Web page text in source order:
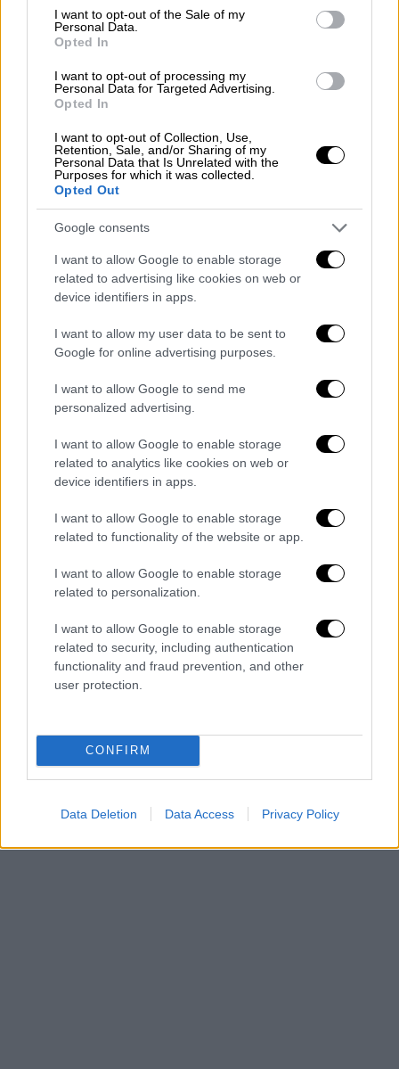
consent section.
I want to opt-out of the Sale of my
Personal Data.
Opted In
I want to opt-out of processing my
Personal Data for Targeted Advertising.
Opted In
I want to opt-out of Collection, Use,
Retention, Sale, and/or Sharing of my
Personal Data that Is Unrelated with the
Purposes for which it was collected.
Opted Out
Google consents
I want to allow Google to enable storage
related to advertising like cookies on web or
device identifiers in apps.
I want to allow my user data to be sent to
Google for online advertising purposes.
I want to allow Google to send me
personalized advertising.
I want to allow Google to enable storage
related to analytics like cookies on web or
device identifiers in apps.
I want to allow Google to enable storage
related to functionality of the website or app.
I want to allow Google to enable storage
related to personalization.
I want to allow Google to enable storage
related to security, including authentication
functionality and fraud prevention, and other
user protection.
CONFIRM
Data Deletion Data Access Privacy Policy
Οι ειδικοί, αποδίδουν το φαινόμενο στη
σκέδαση του φωτός στην ατμόσφαιρα
μικρότερα μήκη κύματος, όπως το μπλε,
διαχέονται πιο εύκολα, ενώ τα μεγαλύτερα,
παραμένουν ορατά όταν το φως διαπερνά
πυκνά στρώματα σκόνης.
Το φαινόμενο ήταν ιδιαίτερα ορατό στο
Shark Bay και στο Denham
, όπου η καταιγίδα
μετέφερε μεγάλη ποσότητα λεπτής σκόνης
στην ατμόσφαιρα, δημιουργώντας ένα
απόκοσμο θέαμα για τους κατοίκους
Το Shark Bay Caravan Park, ένας τουριστικός
χώρος διαμονής για κάμπινγκ και τροχόσπιτα
που βρίσκεται στη δυτική ακτή της
Αυστραλίας, ανέφερε χαρακτηριστικά ότι
καλυμμένα με σκόνη».